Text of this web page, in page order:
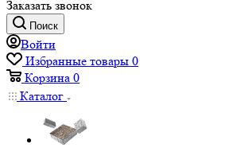
Заказать звонок
Поиск
Войти
Избранные товары 0
Корзина 0
Каталог